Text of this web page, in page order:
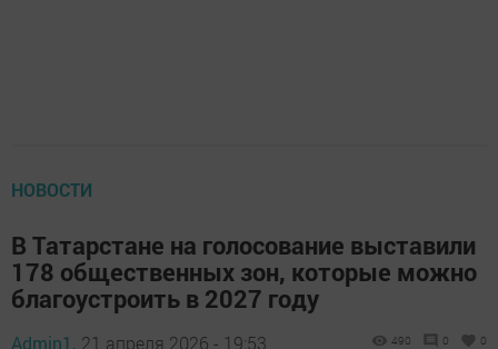
НОВОСТИ
В Татарстане на голосование выставили
178 общественных зон, которые можно
благоустроить в 2027 году
Admin1, 21 апреля 2026 - 19:53 490 0 0